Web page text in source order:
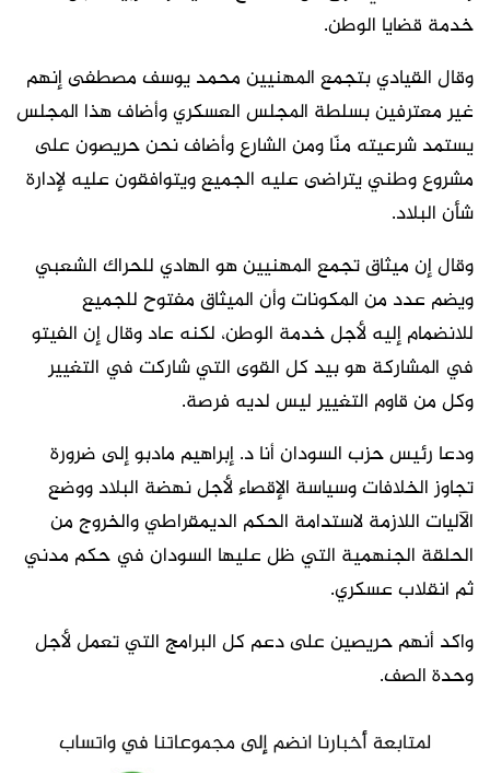
خدمة قضايا الوطن.
وقال القيادي بتجمع المهنيين محمد يوسف مصطفى إنهم
غير معترفين بسلطة المجلس العسكري وأضاف هذا المجلس
يستمد شرعيته منّا ومن الشارع وأضاف نحن حريصون على
مشروع وطني يتراضى عليه الجميع ويتوافقون عليه لإدارة
شأن البلاد.
وقال إن ميثاق تجمع المهنيين هو الهادي للحراك الشعبي
ويضم عدد من المكونات وأن الميثاق مفتوح للجميع
للانضمام إليه لأجل خدمة الوطن، لكنه عاد وقال إن الفيتو
في المشاركة هو بيد كل القوى التي شاركت في التغيير
وكل من قاوم التغيير ليس لديه فرصة.
ودعا رئيس حزب السودان أنا د. إبراهيم مادبو إلى ضرورة
تجاوز الخلافات وسياسة الإقصاء لأجل نهضة البلاد ووضع
الآليات اللازمة لاستدامة الحكم الديمقراطي والخروج من
الحلقة الجنهمية التي ظل عليها السودان في حكم مدني
ثم انقلاب عسكري.
واكد أنهم حريصين على دعم كل البرامج التي تعمل لأجل
وحدة الصف.